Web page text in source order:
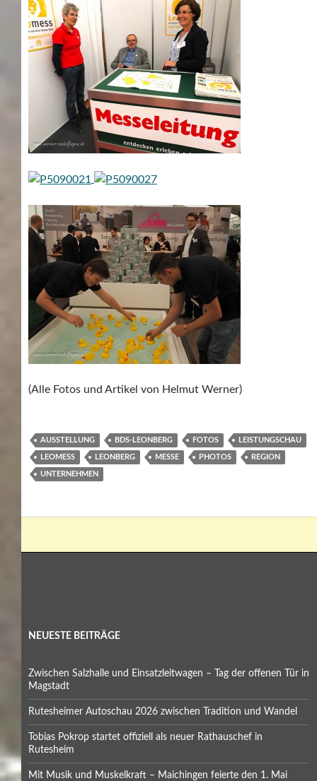
(Alle Fotos und Artikel von Helmut Werner)
AUSSTELLUNG BDS-LEONBERG FOTOS LEISTUNGSCHAU
LEOMESS LEONBERG MESSE PHOTOS REGION
UNTERNEHMEN
NEUESTE BEITRÄGE
Zwischen Salzhalle und Einsatzleitwagen – Tag der offenen Tür in
Magstadt
Rutesheimer Autoschau 2026 zwischen Tradition und Wandel
Tobias Pokrop startet offiziell als neuer Rathauschef in
Rutesheim
Mit Musik und Muskelkraft – Maichingen feierte den 1. Mai